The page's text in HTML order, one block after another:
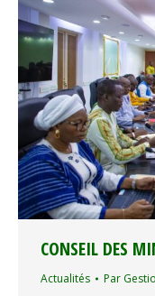
CONSEIL DES
Actualités Par